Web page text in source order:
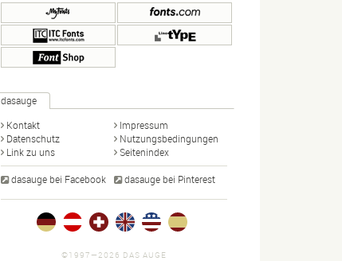
dasauge
Kontakt
Impressum
Datenschutz
Nutzungsbedingungen
Link zu uns
Seitenindex
dasauge bei Facebook dasauge bei Pinterest
©1997—2026 DAS AUGE